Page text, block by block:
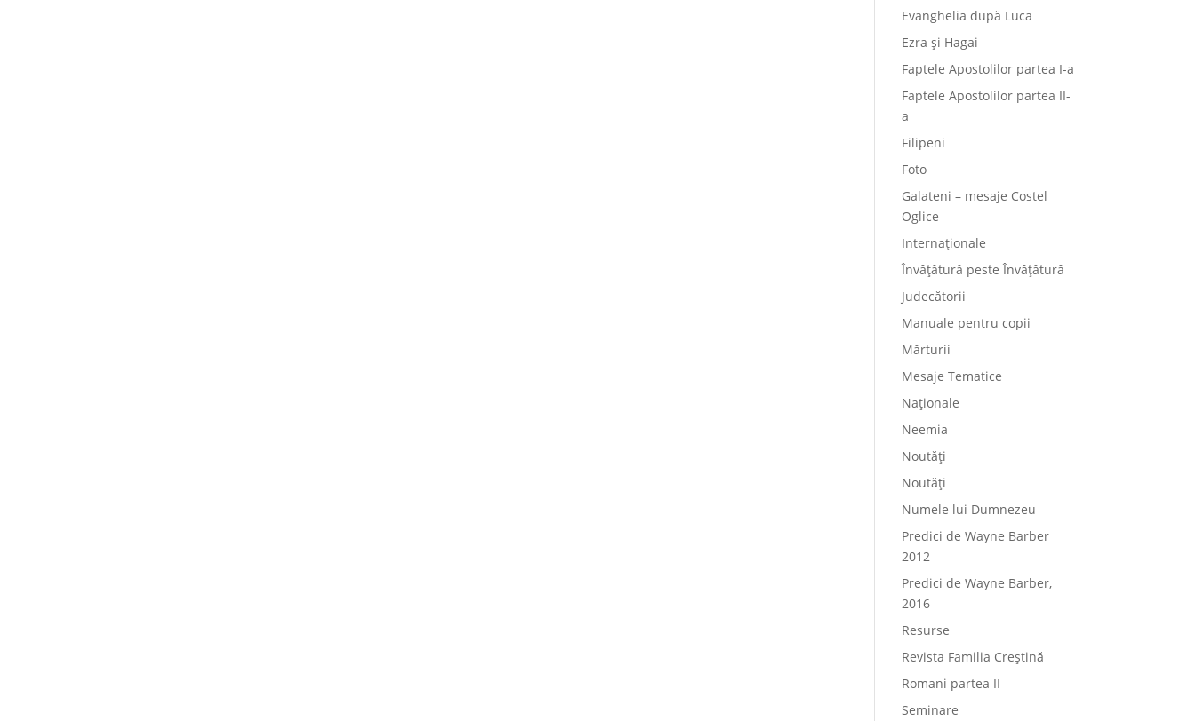
Evanghelia după Luca
Ezra și Hagai
Faptele Apostolilor partea I-a
Faptele Apostolilor partea II-
a
Filipeni
Foto
Galateni – mesaje Costel
Oglice
Internaționale
Învățătură peste Învățătură
Judecătorii
Manuale pentru copii
Mărturii
Mesaje Tematice
Naționale
Neemia
Noutăți
Noutăți
Numele lui Dumnezeu
Predici de Wayne Barber
2012
Predici de Wayne Barber,
2016
Resurse
Revista Familia Creștină
Romani partea II
Seminare